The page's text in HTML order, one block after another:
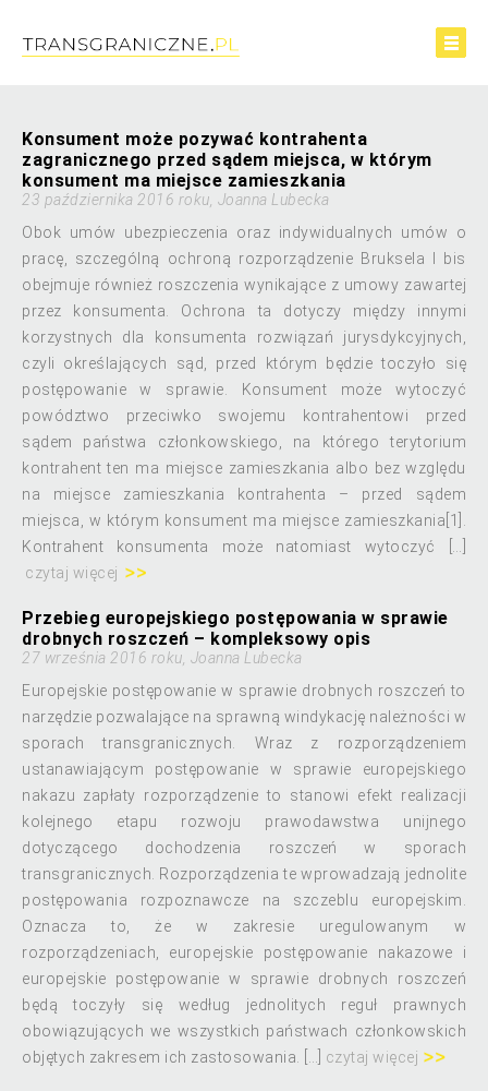
Konsument może pozywać kontrahenta
zagranicznego przed sądem miejsca, w którym
konsument ma miejsce zamieszkania
23 października 2016 roku, Joanna Lubecka
Obok umów ubezpieczenia oraz indywidualnych umów o
pracę, szczególną ochroną rozporządzenie Bruksela I bis
obejmuje również roszczenia wynikające z umowy zawartej
przez konsumenta. Ochrona ta dotyczy między innymi
korzystnych dla konsumenta rozwiązań jurysdykcyjnych,
czyli określających sąd, przed którym będzie toczyło się
postępowanie w sprawie. Konsument może wytoczyć
powództwo przeciwko swojemu kontrahentowi przed
sądem państwa członkowskiego, na którego terytorium
kontrahent ten ma miejsce zamieszkania albo bez względu
na miejsce zamieszkania kontrahenta – przed sądem
miejsca, w którym konsument ma miejsce zamieszkania[1].
Kontrahent konsumenta może natomiast wytoczyć […]
czytaj więcej
Przebieg europejskiego postępowania w sprawie
drobnych roszczeń – kompleksowy opis
27 września 2016 roku, Joanna Lubecka
Europejskie postępowanie w sprawie drobnych roszczeń to
narzędzie pozwalające na sprawną windykację należności w
sporach transgranicznych. Wraz z rozporządzeniem
ustanawiającym postępowanie w sprawie europejskiego
nakazu zapłaty rozporządzenie to stanowi efekt realizacji
kolejnego etapu rozwoju prawodawstwa unijnego
dotyczącego dochodzenia roszczeń w sporach
transgranicznych. Rozporządzenia te wprowadzają jednolite
postępowania rozpoznawcze na szczeblu europejskim.
Oznacza to, że w zakresie uregulowanym w
rozporządzeniach, europejskie postępowanie nakazowe i
europejskie postępowanie w sprawie drobnych roszczeń
będą toczyły się według jednolitych reguł prawnych
obowiązujących we wszystkich państwach członkowskich
objętych zakresem ich zastosowania. […]
czytaj więcej